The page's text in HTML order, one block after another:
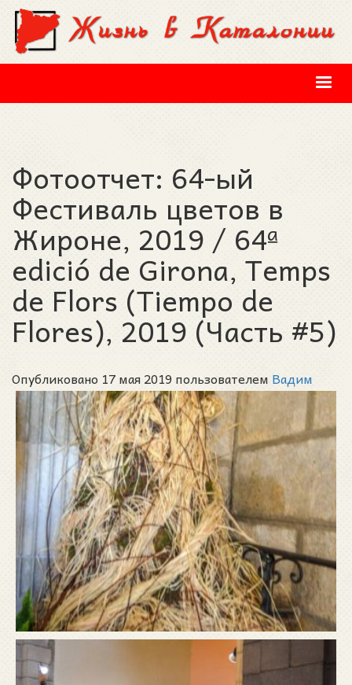
Перейти к основному содержанию
Фотоотчет: 64-ый
Фестиваль цветов в
Жироне, 2019 / 64ª
edició de Girona, Temps
de Flors (Tiempo de
Flores), 2019 (Часть #5)
Опубликовано 17 мая 2019 пользователем Вадим